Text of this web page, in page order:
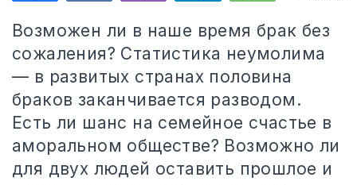
Возможен ли в наше время брак без
сожаления? Статистика неумолима
— в развитых странах половина
браков заканчивается разводом.
Есть ли шанс на семейное счастье в
аморальном обществе? Возможно ли
для двух людей оставить прошлое и